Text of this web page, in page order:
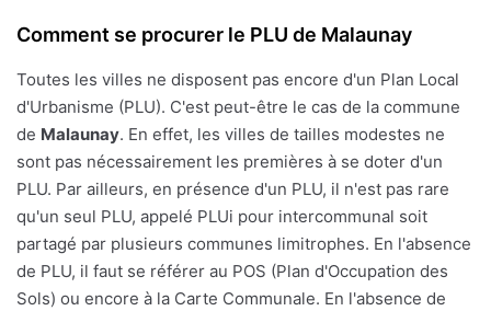
Comment se procurer le PLU de Malaunay
Toutes les villes ne disposent pas encore d'un Plan Local
d'Urbanisme (PLU). C'est peut-être le cas de la commune
de Malaunay. En effet, les villes de tailles modestes ne
sont pas nécessairement les premières à se doter d'un
PLU. Par ailleurs, en présence d'un PLU, il n'est pas rare
qu'un seul PLU, appelé PLUi pour intercommunal soit
partagé par plusieurs communes limitrophes. En l'absence
de PLU, il faut se référer au POS (Plan d'Occupation des
Sols) ou encore à la Carte Communale. En l'absence de